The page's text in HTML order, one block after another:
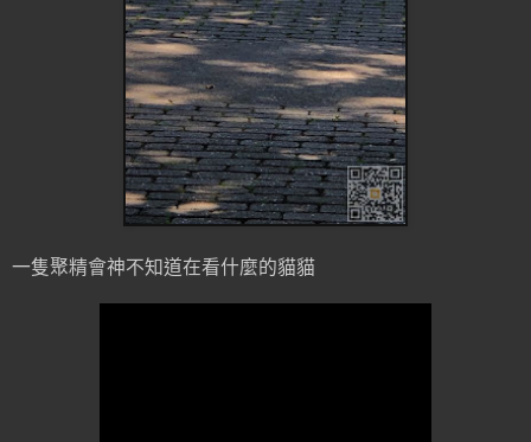
一隻聚精會神不知道在看什麼的貓貓